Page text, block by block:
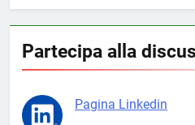
Partecipa alla
Pagina Linkedin